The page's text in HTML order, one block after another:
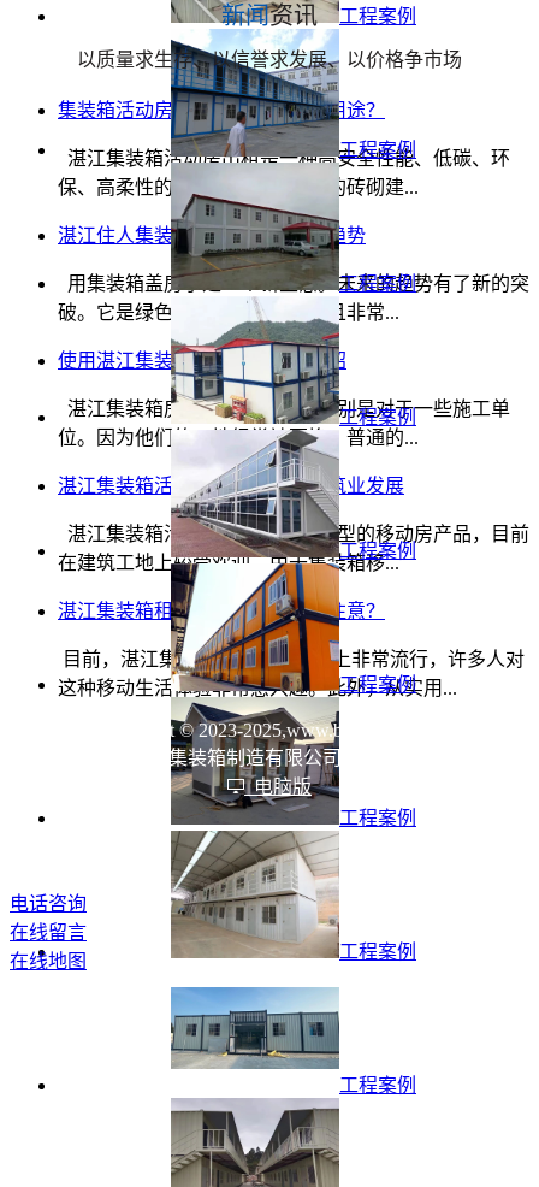
工程案例
工程案例
工程案例
工程案例
工程案例
工程案例
工程案例
工程案例
工程案例
新闻资讯
以质量求生存、以信誉求发展、以价格争市场
集装箱活动房出租有哪些常见的用途？
湛江集装箱活动房出租是一种高安全性能、低碳、环
保、高柔性的建筑形式。与传统的砖砌建...
湛江住人集装箱租赁是盖房的新趋势
用集装箱盖房子是一个新主意。未来的趋势有了新的突
破。它是绿色的，省时省力，而且非常...
使用湛江集装箱房的一些好处介绍
湛江集装箱房运输非常方便，特别是对于一些施工单
位。因为他们的工地经常被更换，普通的...
湛江集装箱活动房出租有助于建筑业发展
湛江集装箱活动房出租是一种新型的移动房产品，目前
在建筑工地上较受欢迎。由于集装箱移...
湛江集装箱租赁有哪些事情需要注意？
目前，湛江集装箱租赁在互联网上非常流行，许多人对
这种移动生活体验非常感兴趣。此外，从实用...
Copyright © 2023-2025,www.boxvictor.com
湛江市瑞祥华集装箱制造有限公司 All rights reserved
电脑版
电话咨询
在线留言
在线地图